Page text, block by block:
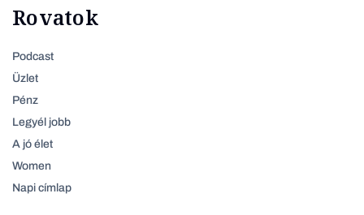
Rovatok
Podcast
Üzlet
Pénz
Legyél jobb
A jó élet
Women
Napi címlap